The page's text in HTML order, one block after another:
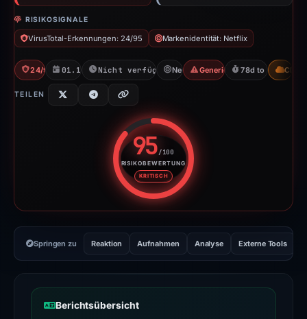
RISIKOSIGNALE
VirusTotal-Erkennungen: 24/95 Markenidentität: Netflix
24/95 VT01.12.2025Nicht verfügbar seit 17.02.2026
Netflix Generic Phishing
78d to CDN
TEILEN
95/100
RISIKOBEWERTUNG
KRITISCH
Risikobewertung: 95 von
Springen zu Reaktion Aufnahmen Analyse Externe Tools
Berichtsübersicht